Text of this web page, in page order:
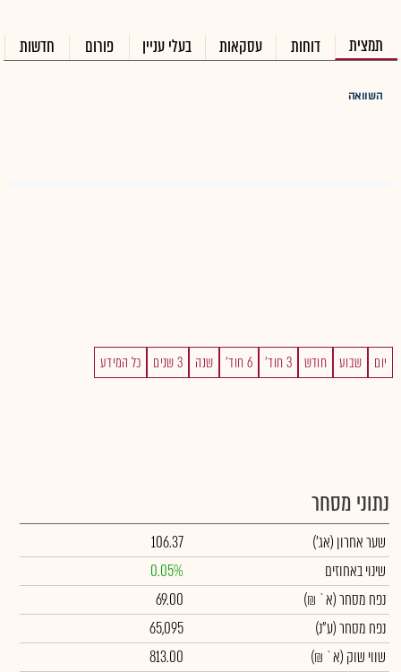
תמצית דוחות עסקאות בעלי עניין פורום חדשות
השוואה
יום שבוע חודש 3 חוד' 6 חוד' שנה 3 שנים כל המידע
נתוני מסחר
שער אחרון (אג')
106.37
שינוי באחוזים
0.05%
נפח מסחר(א` ₪)
69.00
נפח מסחר(ע"נ)
65,095
שווי שוק (א` ₪)
813.00